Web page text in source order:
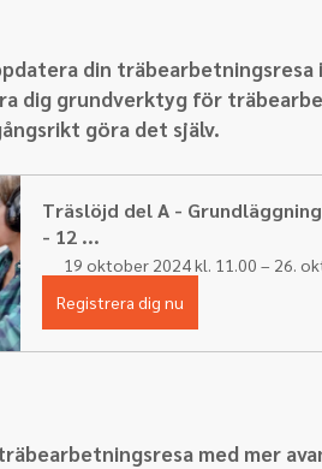
din
dig grundverktyg för
göra det själv.
Träslöjd del A -
- 12 ...
19 oktober 2024 kl. 11.00 – 26.
Registrera dig nu
med mer